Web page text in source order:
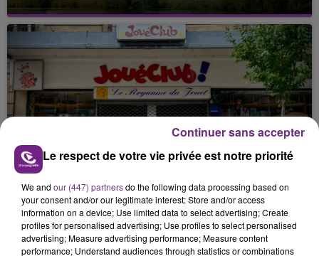
Cela fait déjà une semaine que la centrale
nucléaire ardennaise est à l'arrêt. Une situation
justifiée par la sécheresse intense qui est toujours
présente.
LE MAGASIN JOUÉCLUB DE REIMS FERME
SES PORTES
C'était l'une des institutions du centre-ville
rémois. Le magasin JouéClub est contraint de
fermer ses portes.
TITRES DIFFUSÉS
Le respect de votre vie privée est notre priorité
We and our (447) partnersdo the following data processing based on
your consent and/or our legitimate interest: Store and/or access
information on a device; Use limited data to select advertising; Create
profiles for personalised advertising; Use profiles to select personalised
advertising; Measure advertising performance; Measure content
performance; Understand audiences through statistics or combinations
Continuer sans accepter